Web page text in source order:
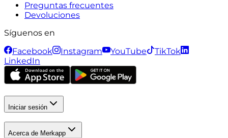
Preguntas frecuentes
Devoluciones
Síguenos en
Facebook
Instagram YouTube
TikTok
LinkedIn
Iniciar sesión
Acerca de Merkapp